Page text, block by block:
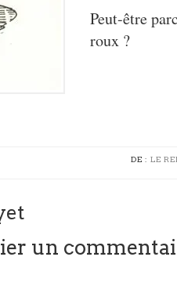
Peut-être
roux ?
DE : LE
un